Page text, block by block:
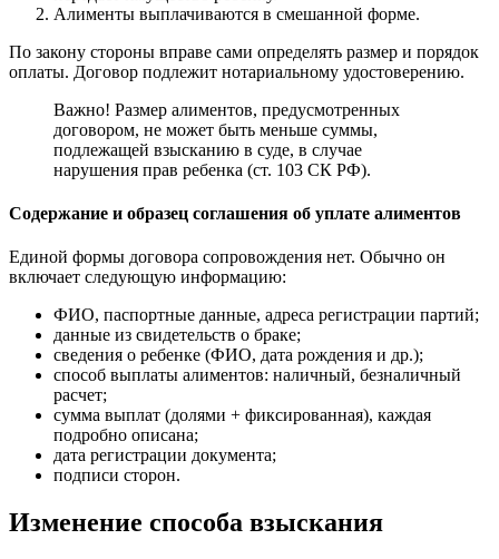
Алименты выплачиваются в смешанной форме.
По закону стороны вправе сами определять размер и порядок
оплаты. Договор подлежит нотариальному удостоверению.
Важно! Размер алиментов, предусмотренных
договором, не может быть меньше суммы,
подлежащей взысканию в суде, в случае
нарушения прав ребенка (ст. 103 СК РФ).
Содержание и образец соглашения об уплате алиментов
Единой формы договора сопровождения нет. Обычно он
включает следующую информацию:
ФИО, паспортные данные, адреса регистрации партий;
данные из свидетельств о браке;
сведения о ребенке (ФИО, дата рождения и др.);
способ выплаты алиментов: наличный, безналичный
расчет;
сумма выплат (долями + фиксированная), каждая
подробно описана;
дата регистрации документа;
подписи сторон.
Изменение способа взыскания